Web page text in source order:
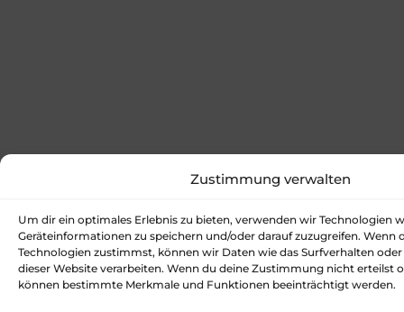
Zustimmung verwalten
Um dir ein optimales Erlebnis zu bieten, verwenden wir Technologien
Geräteinformationen zu speichern und/oder darauf zuzugreifen. Wenn
Technologien zustimmst, können wir Daten wie das Surfverhalten
dieser Website verarbeiten. Wenn du deine Zustimmung nicht erteilst
können bestimmte Merkmale und Funktionen beeinträchtigt werden.